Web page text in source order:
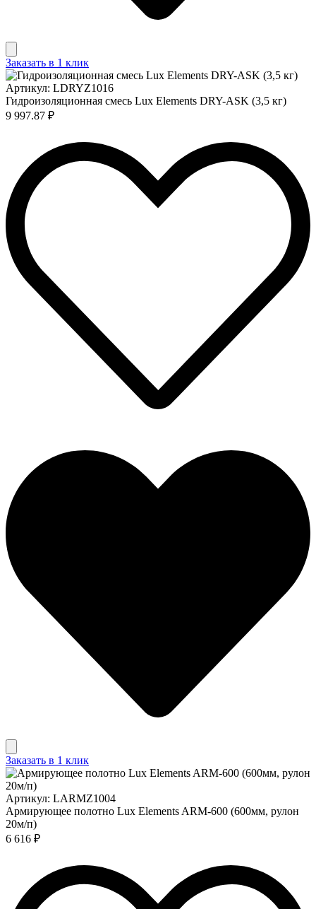
Заказать в 1 клик
Артикул: LDRYZ1016
Гидроизоляционная смесь Lux Elements DRY-ASK (3,5 кг)
9 997.87 ₽
Заказать в 1 клик
Артикул: LARMZ1004
Армирующее полотно Lux Elements ARM-600 (600мм, рулон
20м/п)
6 616 ₽